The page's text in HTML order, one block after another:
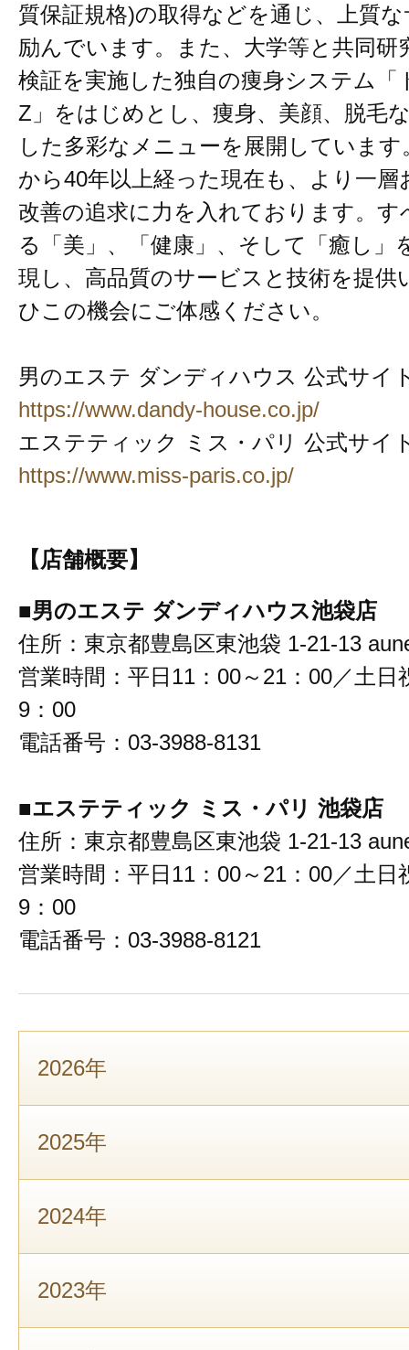
質保証規格)の取得などを通じ、上質
励んでいます。また、大学等と共同研
検証を実施した独自の痩身システム「
Z」をはじめとし、痩身、美顔、脱毛
した多彩なメニューを展開していま
から40年以上経った現在も、より一層
改善の追求に力を入れております。す
る「美」、「健康」、そして「癒し」
現し、高品質のサービスと技術を提供
ひこの機会にご体感ください。
男のエステ ダンディハウス 公式サイ
https://www.dandy-house.co.jp/
エステティック ミス・パリ 公式サイ
https://www.miss-paris.co.jp/
【店舗概要】
■男のエステ ダンディハウス池袋店
住所：東京都豊島区東池袋 1-21-13
営業時間：平日11：00～21：00／土日
9：00
電話番号：03-3988-8131
■エステティック ミス・パリ 池袋店
住所：東京都豊島区東池袋 1-21-13
営業時間：平日11：00～21：00／土日
9：00
電話番号：03-3988-8121
2026年
2025年
2024年
2023年